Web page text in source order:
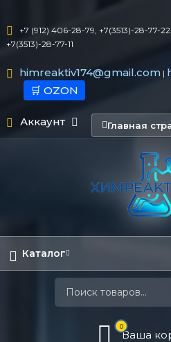
+7 (912) 406-28-79, +7(3513)-28-77-
+7(3513)-28-77-11
himreaktiv174@gmail.com|
🛒 OZON
Аккаунт Главная
Каталог
0
Ваша